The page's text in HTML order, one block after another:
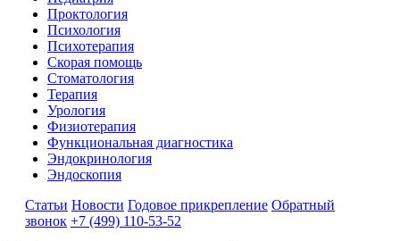
Проктология
Психология
Психотерапия
Скорая помощь
Стоматология
Терапия
Урология
Физиотерапия
Функциональная диагностика
Эндокринология
Эндоскопия
Статьи Новости Годовое прикрепление Обратный
звонок +7 (499) 110-53-52